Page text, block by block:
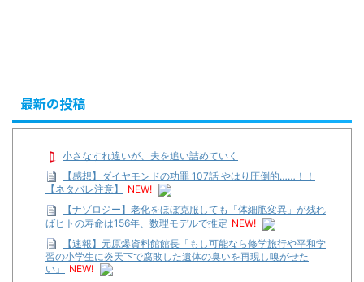
最新の投稿
小さなすれ違いが、夫を追い詰めていく
【感想】ダイヤモンドの功罪 107話 やはり圧倒的……！！
【ネタバレ注意】
NEW!
【ナゾロジー】老化をほぼ克服しても「体細胞変異」が残れ
ばヒトの寿命は156年、数理モデルで推定 NEW!
【速報】元原爆資料館館長「もし可能なら修学旅行や平和学
習の小学生に炎天下で腐敗した遺体の臭いを再現し嗅がせた
い」
NEW!